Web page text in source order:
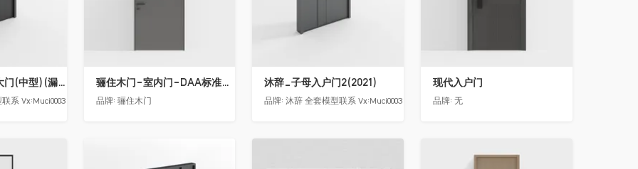
沐辞_别墅双开大门(中型)(漏光加厚度)
系 Vx:Muci0003
骊住木门-室内门-DAA标准门-方形把手-2350-灰色
品牌: 骊住木门
沐辞_子母入户门2(2021)
品牌:沐辞 全套模型联系 Vx:Muci0003
现代入户门
品牌:无